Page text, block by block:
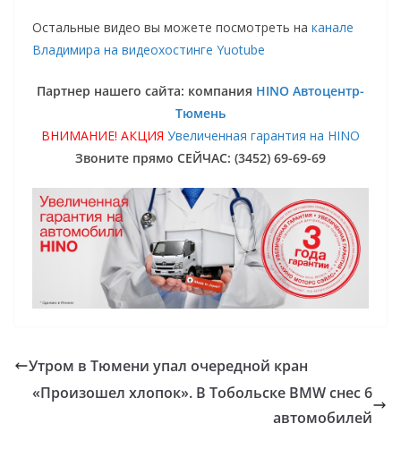
Остальные видео вы можете посмотреть на канале
Владимира на видеохостинге Yuotube
Партнер нашего сайта: компания HINO Автоцентр-
Тюмень
ВНИМАНИЕ! АКЦИЯ Увеличенная гарантия на HINO
Звоните прямо СЕЙЧАС: (3452) 69-69-69
Утром в Тюмени упал очередной кран
«Произошел хлопок». В Тобольске BMW снес 6
автомобилей